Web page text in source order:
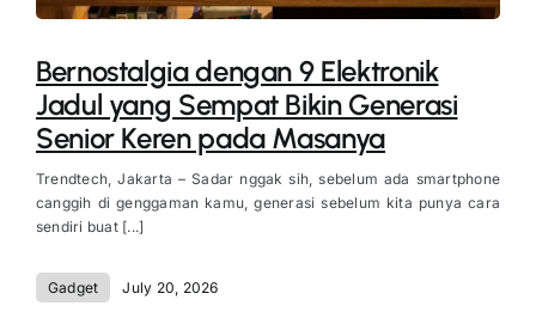
Bernostalgia dengan 9 Elektronik
Jadul yang Sempat Bikin Generasi
Senior Keren pada Masanya
Trendtech, Jakarta – Sadar nggak sih, sebelum ada smartphone
canggih di genggaman kamu, generasi sebelum kita punya cara
sendiri buat [...]
Gadget July 20, 2026